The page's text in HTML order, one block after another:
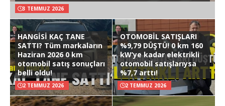
3 TEMMUZ 2026
HANGİSİ KAÇ TANE
SATTI? Tüm markaların
Haziran 2026 0 km
otomobil satış sonuçları
belli oldu!
2 TEMMUZ 2026
OTOMOBİL SATIŞLARI
%9,79 DÜŞTÜ! 0 km 160
kW’ye kadar elektrikli
otomobil satışlarıysa
%7,7 arttı!
2 TEMMUZ 2026